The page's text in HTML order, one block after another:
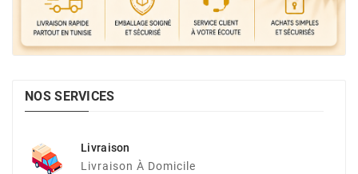
NOS SERVICES
Livraison
Livraison À Domicile